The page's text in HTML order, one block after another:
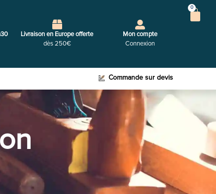
Livraison en Europe offerte
dès 250€
Mon compte
Connexion
0
Commande sur devis